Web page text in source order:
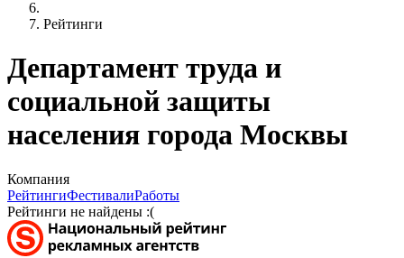
Рейтинги
Департамент труда и
социальной защиты
населения города Москвы
Компания
РейтингиФестивалиРаботы
Рейтинги не найдены :(